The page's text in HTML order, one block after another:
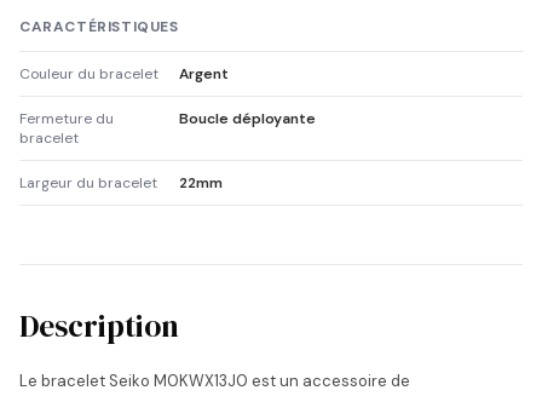
CARACTÉRISTIQUES
Couleur du bracelet Argent
Fermeture du
bracelet
Boucle déployante
Largeur du bracelet 22mm
Description
Le bracelet Seiko M0KWX13J0 est un accessoire de